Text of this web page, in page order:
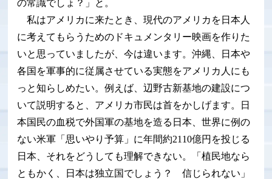
の常識でしょ？」と。
私はアメリカに来たとき、現代のアメリカを日本人
に考えてもらうためのドキュメンタリー映画を作りた
いと思っていましたが、今は違います。沖縄、日本や
各国を軍事的に従属させている実態をアメリカ人にも
っと知らしめたい。例えば、辺野古新基地の建設につ
いて説明すると、アメリカ市民は首をかしげます。日
本国民の血税で外国軍の基地を造る日本、世界に例の
ない米軍「思いやり予算」に年間約2110億円を投じる
日本、それをどうしても理解できない。「植民地なら
ともかく、日本は独立国でしょう？ 信じられない」